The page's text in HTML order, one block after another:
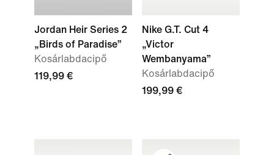
Jordan Heir Series 2
„Birds of Paradise”
Kosárlabdacipő
119,99 €
Nike G.T. Cut 4
„Victor
Wembanyama”
Kosárlabdacipő
199,99 €